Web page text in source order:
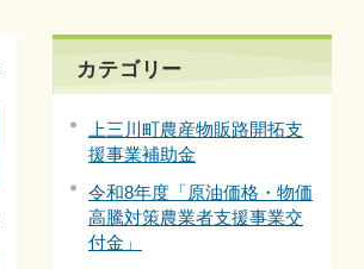
カテゴリー
上三川町農産物販路開拓支
援事業補助金
令和8年度「原油価格・物価
高騰対策農業者支援事業交
付金」